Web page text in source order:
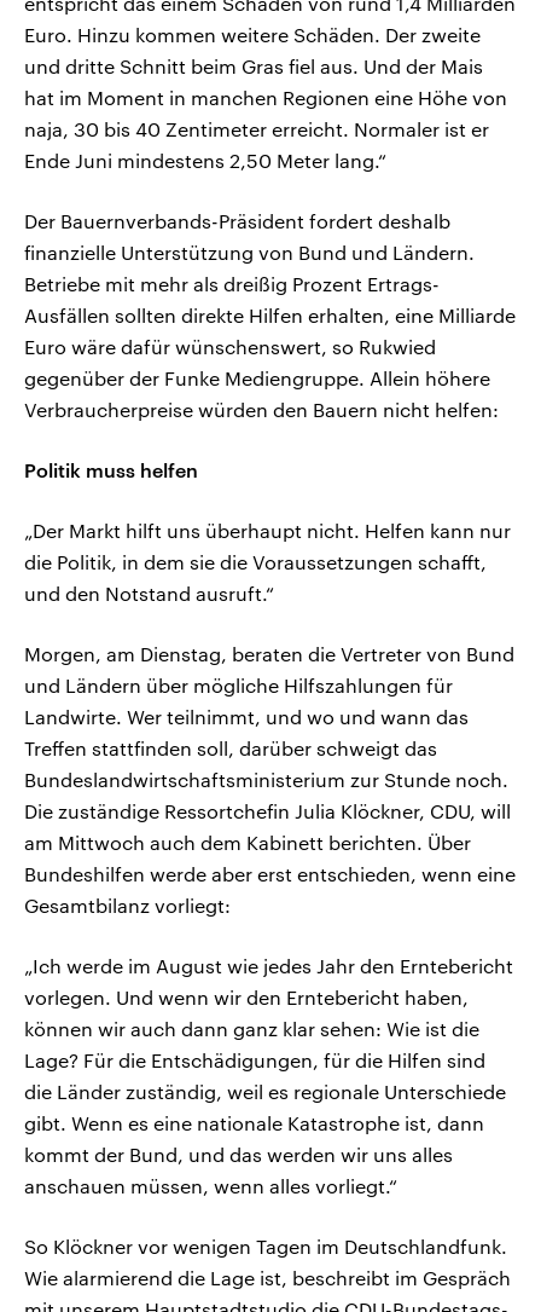
Euro. Hinzu kommen weitere Schäden. Der zweite
und dritte Schnitt beim Gras fiel aus. Und der Mais
hat im Moment in manchen Regionen eine Höhe von
naja, 30 bis 40 Zentimeter erreicht. Normaler ist er
Ende Juni mindestens 2,50 Meter lang.“
Der Bauernverbands-Präsident fordert deshalb
finanzielle Unterstützung von Bund und Ländern.
Betriebe mit mehr als dreißig Prozent Ertrags-
Ausfällen sollten direkte Hilfen erhalten, eine Milliarde
Euro wäre dafür wünschenswert, so Rukwied
gegenüber der Funke Mediengruppe. Allein höhere
Verbraucherpreise würden den Bauern nicht helfen:
Politik muss helfen
„Der Markt hilft uns überhaupt nicht. Helfen kann nur
die Politik, in dem sie die Voraussetzungen schafft,
und den Notstand ausruft.“
Morgen, am Dienstag, beraten die Vertreter von Bund
und Ländern über mögliche Hilfszahlungen für
Landwirte. Wer teilnimmt, und wo und wann das
Treffen stattfinden soll, darüber schweigt das
Bundeslandwirtschaftsministerium zur Stunde noch.
Die zuständige Ressortchefin Julia Klöckner, CDU, will
am Mittwoch auch dem Kabinett berichten. Über
Bundeshilfen werde aber erst entschieden, wenn eine
Gesamtbilanz vorliegt:
„Ich werde im August wie jedes Jahr den Erntebericht
vorlegen. Und wenn wir den Erntebericht haben,
können wir auch dann ganz klar sehen: Wie ist die
Lage? Für die Entschädigungen, für die Hilfen sind
die Länder zuständig, weil es regionale Unterschiede
gibt. Wenn es eine nationale Katastrophe ist, dann
kommt der Bund, und das werden wir uns alles
anschauen müssen, wenn alles vorliegt.“
So Klöckner vor wenigen Tagen im Deutschlandfunk.
Wie alarmierend die Lage ist, beschreibt im Gespräch